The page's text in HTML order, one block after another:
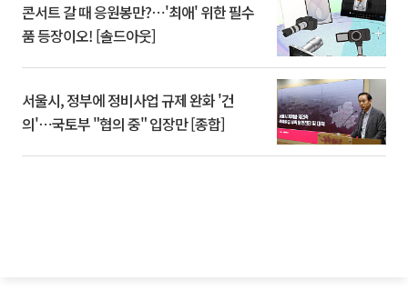
콘서트 갈 때 응원봉만?⋯'최애' 위한 필수
품 등장이오! [솔드아웃]
서울시, 정부에 정비사업 규제 완화 '건
의'⋯국토부 "협의 중" 입장만 [종합]